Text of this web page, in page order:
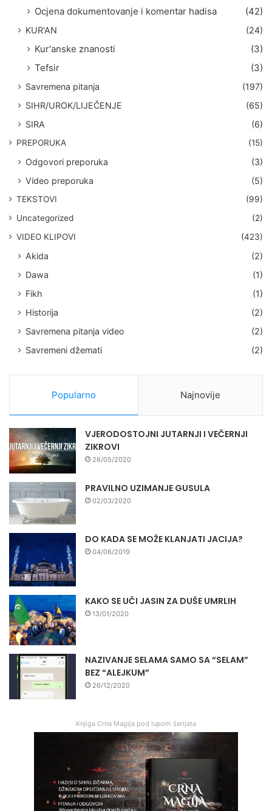
Ocjena dokumentovanje i komentar hadisa
(42)
KUR'AN (24)
Kur'anske znanosti
(3)
Tefsir
(3)
Savremena pitanja
(197)
SIHR/UROK/LIJEČENJE
(65)
SIRA
(6)
PREPORUKA (15)
Odgovori preporuka
(3)
Video preporuka
(5)
TEKSTOVI
(99)
Uncategorized
(2)
VIDEO KLIPOVI
(423)
Akida
(2)
Dawa
(1)
Fikh
(1)
Historija
(2)
Savremena pitanja video
(2)
Savremeni džemati
(2)
Popularno Najnovije
VJERODOSTOJNI JUTARNJI I VEČERNJI
ZIKROVI
26/05/2020
PRAVILNO UZIMANJE GUSULA
02/03/2020
DO KADA SE MOŽE KLANJATI JACIJA?
04/06/2019
KAKO SE UČI JASIN ZA DUŠE UMRLIH
13/01/2020
NAZIVANJE SELAMA SAMO SA “SELAM”
BEZ “ALEJKUM”
26/12/2020
Knjiga Crna Magija pod lupom šerijata